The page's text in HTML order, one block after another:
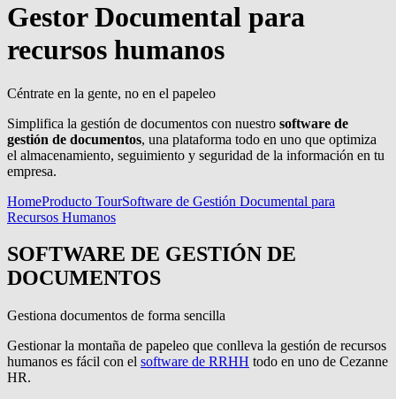
Gestor Documental para
recursos humanos
Céntrate en la gente, no en el papeleo
Simplifica la gestión de documentos con nuestro software de
gestión de documentos, una plataforma todo en uno que optimiza
el almacenamiento, seguimiento y seguridad de la información en tu
empresa.
HomeProducto TourSoftware de Gestión Documental para
Recursos Humanos
SOFTWARE DE GESTIÓN DE
DOCUMENTOS
Gestiona documentos de forma sencilla
Gestionar la montaña de papeleo que conlleva la gestión de recursos
humanos es fácil con el software de RRHH todo en uno de Cezanne
HR.